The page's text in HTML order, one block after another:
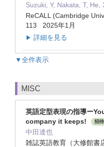
Suzuki, Y, Nakata, T, He,
ReCALL (Cambridge
113 2025年1月
▶ 詳細を見る
▼全件表示
MISC
英語定型表現の指導ー
company it keeps!
招
中田達也
雑誌英語教育（大修館